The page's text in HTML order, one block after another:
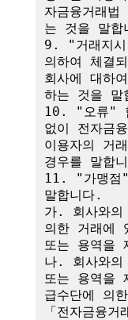
자금융거래
는 것을 말합
9. "거래지
의하여 체결
회사에 대하
하는 것을 말
10. "오류"
없이 전자금
이용자의 거
경우를 말합
11. "가맹점
말합니다.
가. 회사와의
의한 거래에
또는 용역을
나. 회사와의
또는 용역을
급수단에 의
「전자금융